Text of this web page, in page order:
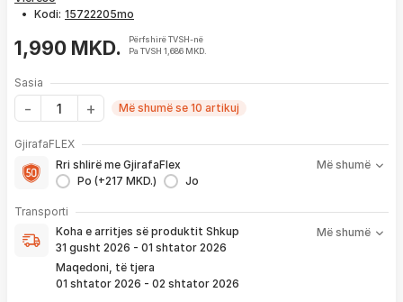
• Kodi:
1,990 MKD.
Përfshirë TVSH-në
Pa TVSH 1,686 MKD.
Sasia
Më shumë se 10 artikuj
GjirafaFLEX
Rri shlirë me GjirafaFlex
Po (+217 MKD.)
Jo
Më shumë
-Prioritet
1 viti nga blerja
- Kontakt brenda24 hpër servisim, zëvendësim apo kthim
pagesë
Transporti
Koha e arritjes së produktit Shkup
31 gusht 2026 - 01 shtator 2026
Maqedoni, të tjera
01 shtator 2026 - 02 shtator 2026
Më shumë
Koha e arritjes së produktit nënkupton periudhën prej kur
bëhet verifikimi i porosisë suaj, dhe njoftimit për verifikim
që ju e pranoni përmes email-it apo SMS-it.
Nëse porosia bëhet tani, produkti arrin sipas afatit kohor të
vendosur më lartë. Ju do të njoftoheni në vazhdimësi